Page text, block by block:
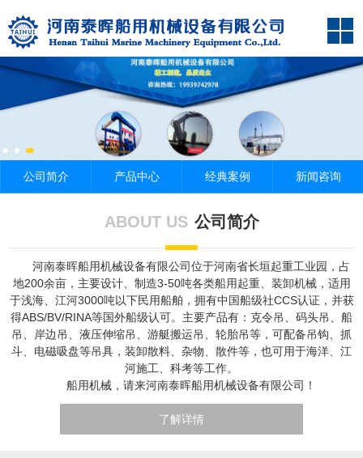
公司简介 产品中心 经典案例 新闻咨询
ABOUT US 公司简介
河南泰晖船用机械设备有限公司位于河南省长垣起重工业园，占
地200余亩，主要设计、制造3-50吨各类船用起重、装卸机械，适用
于浅海、江河3000吨以下民用船舶，拥有中国船级社CCS认证，并获
得ABS/BV/RINA等国外船级认可。主要产品有：克令吊、码头吊、船
吊、岸边吊、液压伸缩吊、游艇搬运吊、轮胎吊等，可配备吊钩、抓
斗、电磁吸盘等吊具，装卸散料、杂物、散件等，也可用于海洋、江
河施工、科考等工作。
船用机械，请来河南泰晖船用机械设备有限公司！
了解详情